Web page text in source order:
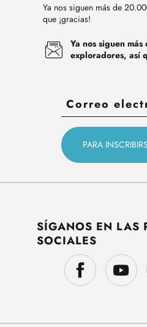
Ya nos siguen más de
que ¡gracias!
Ya nos siguen
exploradores, así
SÍGANOS EN LAS
SOCIALES